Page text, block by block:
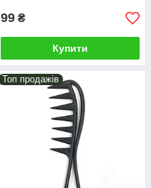
99 ₴
Купити
Топ продажів